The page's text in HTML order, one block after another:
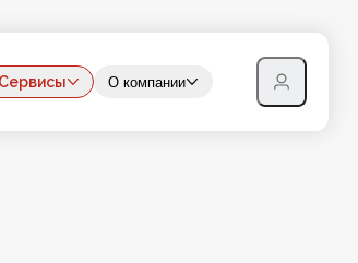
Сервисы О компании